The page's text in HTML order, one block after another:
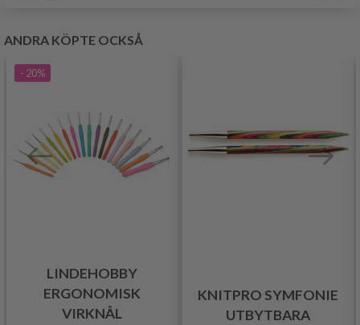
ANDRA KÖPTE OCKSÅ
- 20%
LINDEHOBBY
ERGONOMISK
VIRKNÅL
KNITPRO SYMFONIE
UTBYTBARA